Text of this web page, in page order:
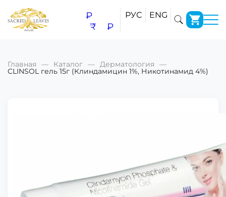
₽
₹
₽
РУС ENG
Главная Каталог Дерматология
CLINSOL гель 15г (Клиндамицин 1%, Никотинамид 4%)